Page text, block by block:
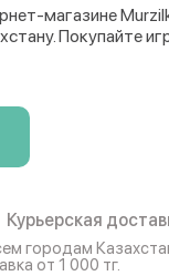
магазине
Покупайте
Курьерская
городам
от 1 000 тг.